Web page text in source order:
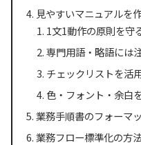
見やすいマニュアルを
1文1動作の原則を守
専門用語・略語には
チェックリストを活
色・フォント・余白
業務手順書のフォーマ
業務フロー標準化の方